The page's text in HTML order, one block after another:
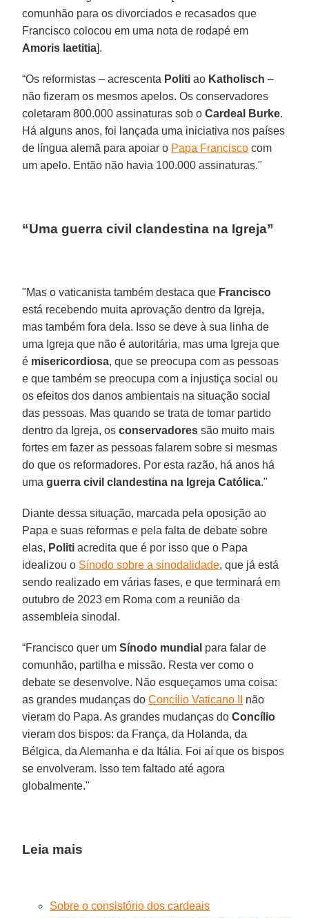
comunhão para os divorciados e recasados que
Francisco colocou em uma nota de rodapé em
Amoris laetitia].
“Os reformistas – acrescenta Politi ao Katholisch –
não fizeram os mesmos apelos. Os conservadores
coletaram 800.000 assinaturas sob oCardeal Burke.
Há alguns anos, foi lançada uma iniciativa nos países
de língua alemã para apoiar o Papa Francisco com
um apelo. Então não havia 100.000 assinaturas."
“Uma guerra civil clandestina na Igreja”
"Mas o vaticanista também destaca que Francisco
está recebendo muita aprovação dentro da Igreja,
mas também fora dela. Isso se deve à sua linha de
uma Igreja que não é autoritária, mas uma Igreja que
é misericordiosa, que se preocupa com as pessoas
e que também se preocupa com a injustiça social ou
os efeitos dos danos ambientais na situação social
das pessoas. Mas quando se trata de tomar partido
dentro da Igreja, osconservadores são muito mais
fortes em fazer as pessoas falarem sobre si mesmas
do que os reformadores. Por esta razão, há anos há
umaguerra civil clandestina na Igreja Católica."
Diante dessa situação, marcada pela oposição ao
Papa e suas reformas e pela falta de debate sobre
elas, Politi acredita que é por isso que o Papa
idealizou o Sínodo sobre a sinodalidade, que já está
sendo realizado em várias fases, e que terminará em
outubro de 2023 em Roma com a reunião da
assembleia sinodal.
“Francisco quer umSínodo mundial para falar de
comunhão, partilha e missão. Resta ver como o
debate se desenvolve. Não esqueçamos uma coisa:
as grandes mudanças doConcílio Vaticano II
não
vieram do Papa. As grandes mudanças doConcílio
vieram dos bispos: da França, da Holanda, da
Bélgica, da Alemanha e da Itália. Foi aí que os bispos
se envolveram. Isso tem faltado até agora
globalmente."
Leia mais
Sobre o consistório dos cardeais